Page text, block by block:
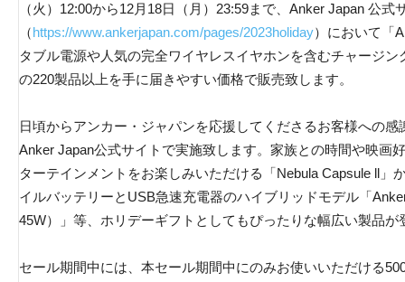
（火）12:00から12月18日（月）23:59まで、Anker Japan 公式
（https://www.ankerjapan.com/pages/2023holiday）において「
タブル電源や人気の完全ワイヤレスイヤホンを含むチャージ
の220製品以上を手に届きやすい価格で販売致します。
日頃からアンカー・ジャパンを応援してくださるお客様への
Anker Japan公式サイトで実施致します。家族との時間や映画
ターテインメントをお楽しみいただける「Nebula Capsule ll」
イルバッテリーとUSB急速充電器のハイブリッドモデル「
45W）」等、ホリデーギフトとしてもぴったりな幅広い製品が
セール期間中には、本セール期間中にのみお使いいただける